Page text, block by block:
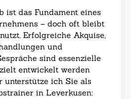
ist das Fundament eines
– doch oft bleibt
Erfolgreiche Akquise,
und
sind essenzielle
entwickelt werden
unterstütze ich Sie als
in Leverkusen: